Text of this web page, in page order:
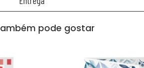
pode gostar